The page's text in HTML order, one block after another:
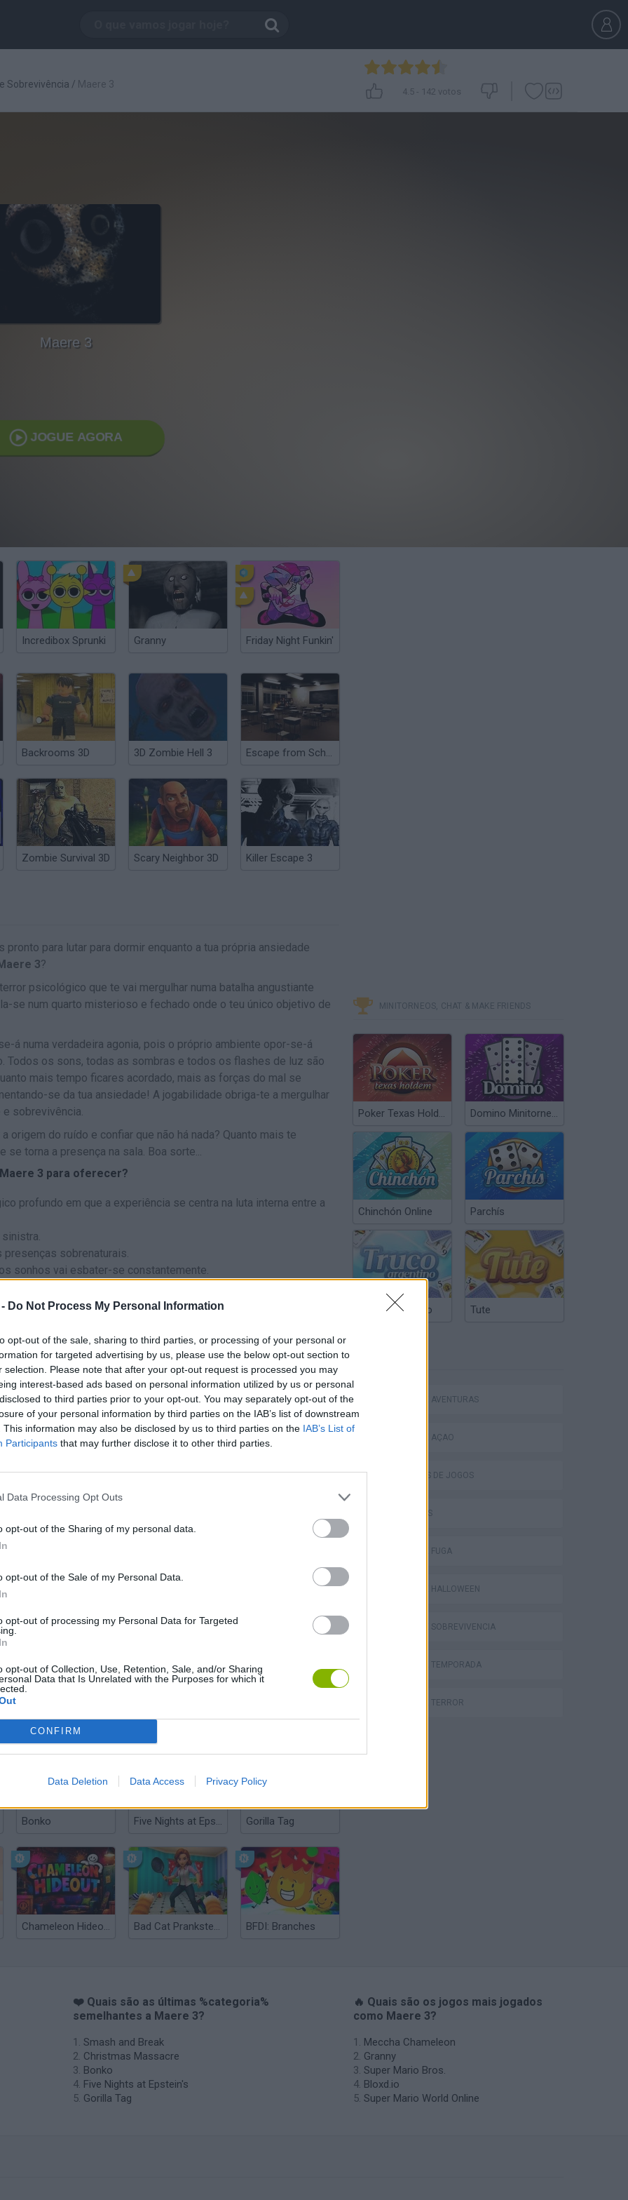
Do Not Process My Personal Information
opt-out of the sale, sharing to third parties, or processing of your personal or
for targeted advertising by us, please use the below opt-out section to
selection. Please note that after your opt-out request is processed you may
interest-based ads based on personal information utilized by us or personal
to third parties prior to your opt-out. You may separately opt-out of the
of your personal information by third parties on the IAB’s list of downstream
This information may also be disclosed by us to third parties on the IAB’s List of
Participants that may further disclose it to other third parties.
Data Processing Opt Outs
opt-out of the Sharing of my personal data.
opt-out of the Sale of my Personal Data.
opt-out of processing my Personal Data for Targeted
opt-out of Collection, Use, Retention, Sale, and/or Sharing
Data that Is Unrelated with the Purposes for which it
CONFIRM
Data Deletion Data Access Privacy Policy
Sobrevivência / Maere 3
4.5 - 142 votos
Maere 3
JOGUE AGORA
Incredibox Sprunki Granny Friday Night Funkin'
Backrooms 3D 3D Zombie Hell 3 Escape from School with Anomalies 3D
Zombie Survival 3D Scary Neighbor 3D Killer Escape 3
para lutar para dormir enquanto a tua própria ansiedade
3?
psicológico que te vai mergulhar numa batalha angustiante
se num quarto misterioso e fechado onde o teu único objetivo de
á numa verdadeira agonia, pois o próprio ambiente opor-se-á
Todos os sons, todas as sombras e todos os flashes de luz são
mais tempo ficares acordado, mais as forças do mal se
se da tua ansiedade! A jogabilidade obriga-te a mergulhar
sobrevivência.
origem do ruído e confiar que não há nada? Quanto mais te
torna a presença na sala. Boa sorte...
3 para oferecer?
profundo em que a experiência se centra na luta interna entre a
sinistra.
presenças sobrenaturais.
sonhos vai esbater-se constantemente.
Em vez de lutar ativamente contra cada som ou visão, por vezes a
se no objetivo: conseguirá adormecer?
J CERRAR OJOS ESCOLHER
Bonko Five Nights at Epstein's Gorilla Tag
Chameleon Hideout Bad Cat Prankster: Mom’s Return BFDI: Branches
MINITORNEOS, CHAT & MAKE FRIENDS
Poker Texas Hold’em Domino Minitorneos
Chinchón Online Parchís
Truco Argentino Tute
JOGOS DE AVENTURAS
JOGOS DE AÇÃO
COLEÇÕES DE JOGOS
JOGOS FPS
JOGOS DE FUGA
JOGOS DE HALLOWEEN
JOGOS DE SOBREVIVÊNCIA
JOGOS DE TEMPORADA
JOGOS DE TERROR
❤️ Quais são as últimas %categoria%
semelhantes a Maere 3?
Smash and Break
Christmas Massacre
Bonko
Five Nights at Epstein's
Gorilla Tag
🔥 Quais são os jogos mais jogados
como Maere 3?
Meccha Chameleon
Granny
Super Mario Bros.
Bloxd.io
Super Mario World Online